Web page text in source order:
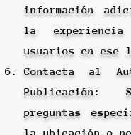
información
la
usuarios en ese
Contacta al
Publicación:
preguntas
la ubicación o